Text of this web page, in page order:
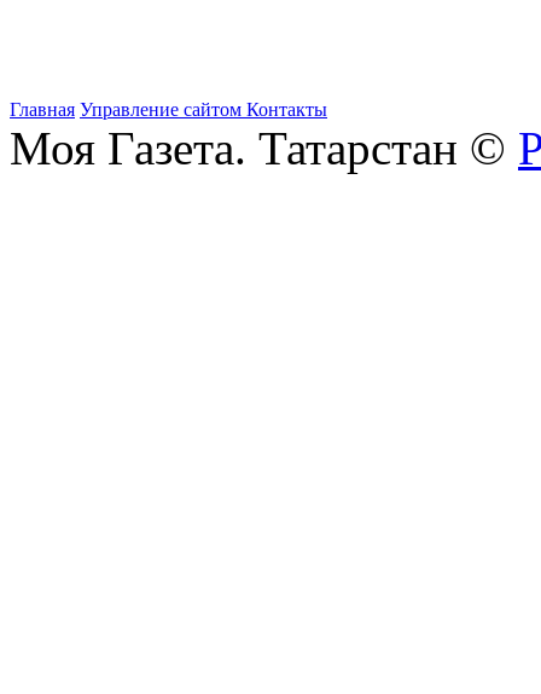
Главная Управление сайтом Контакты
Моя Газета. Татарстан ©